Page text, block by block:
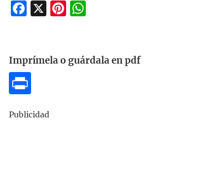
Facebook
X Pinterest
WhatsApp
Imprímela o guárdala en pdf
Publicidad